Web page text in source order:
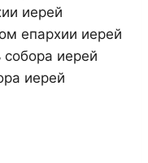
иерей
епархии иерей
иерей
иерей